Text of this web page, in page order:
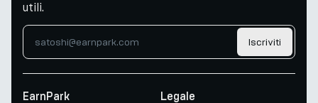
utili.
Iscriviti
EarnPark Legale